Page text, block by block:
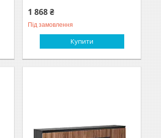
1 868 ₴
Під замовлення
Купити